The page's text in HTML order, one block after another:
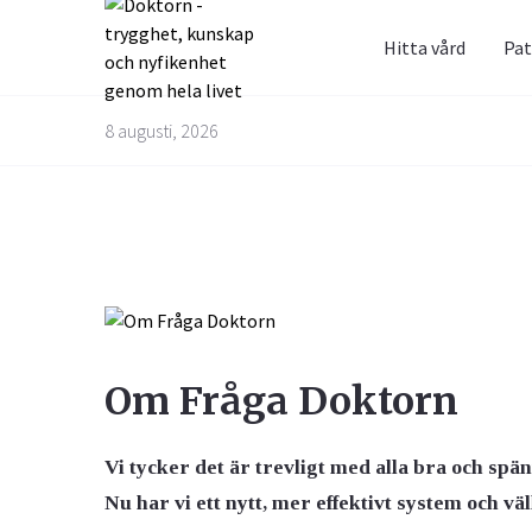
Hitta vård
8 augusti, 2026
Om Fråga Doktorn
Vi tycker det är trevligt med alla bra och
Nu har vi ett nytt, mer effektivt system och